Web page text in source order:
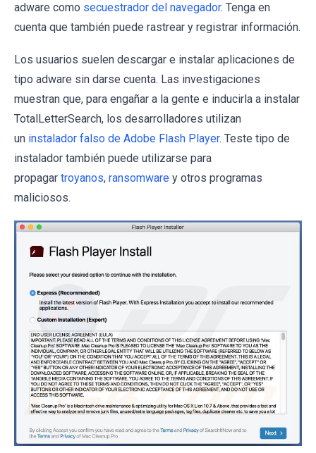
adware como secuestrador del navegador. Tenga en
cuenta que también puede rastrear y registrar información.
Los usuarios suelen descargar e instalar aplicaciones de
tipo adware sin darse cuenta. Las investigaciones
muestran que, para engañar a la gente e inducirla a instalar
TotalLetterSearch, los desarrolladores utilizan
un instalador falso de Adobe Flash Player. Teste tipo de
instalador también puede utilizarse para
propagar troyanos, ransomware y otros programas
maliciosos.